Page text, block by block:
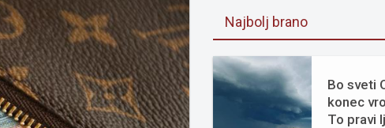
Najbolj brano
Bo sveti
konec
To pravi